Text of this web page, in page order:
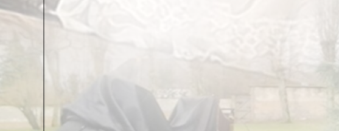
сделать всем одинаковые орнаменты. Дали красочки, дали
с одной стороны. А экономический интерес тоже сохранялся, то
Да. Как бы тендер. Он так и назывался, творческий
выиграли; то здесь у нас было двенадцать-тринадцать бригад
А.M. Уже в исполнении на стенах или только на конкурсе?
B.B.:
Фактически все, кто вышли на конкурс, и остались. Все